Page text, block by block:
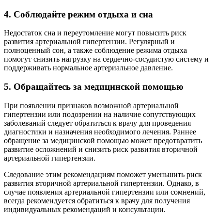
4. Соблюдайте режим отдыха и сна
Недостаток сна и переутомление могут повысить риск
развития артериальной гипертензии. Регулярный и
полноценный сон, а также соблюдение режима отдыха
помогут снизить нагрузку на сердечно-сосудистую систему и
поддерживать нормальное артериальное давление.
5. Обращайтесь за медицинской помощью
При появлении признаков возможной артериальной
гипертензии или подозрении на наличие сопутствующих
заболеваний следует обратиться к врачу для проведения
диагностики и назначения необходимого лечения. Раннее
обращение за медицинской помощью может предотвратить
развитие осложнений и снизить риск развития вторичной
артериальной гипертензии.
Следование этим рекомендациям поможет уменьшить риск
развития вторичной артериальной гипертензии. Однако, в
случае появления артериальной гипертензии или сомнений,
всегда рекомендуется обратиться к врачу для получения
индивидуальных рекомендаций и консультации.